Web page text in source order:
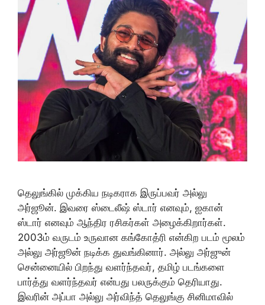
தெலுங்கில் முக்கிய நடிகராக இருப்பவர் அல்லு
அர்ஜூன். இவரை ஸ்டைலீஷ் ஸ்டார் எனவும், ஐகான்
ஸ்டார் எனவும் ஆந்திர ரசிகர்கள் அழைக்கிறார்கள்.
2003ம் வருடம் உருவான கங்கோத்ரி என்கிற படம் மூலம்
அல்லு அர்ஜூன் நடிக்க துவங்கினார். அல்லு அர்ஜுன்
சென்னையில் பிறந்து வளர்ந்தவர், தமிழ் படங்களை
பார்த்து வளர்ந்தவர் என்பது பலருக்கும் தெரியாது.
இவரின் அப்பா அல்லு அர்விந்த் தெலுங்கு சினிமாவில்